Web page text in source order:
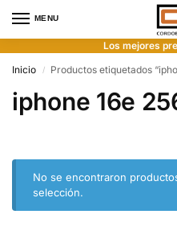
MENU
Los mejores
Inicio
/ Productos etiquetados
iphone 16e
No se encontraron
selección.